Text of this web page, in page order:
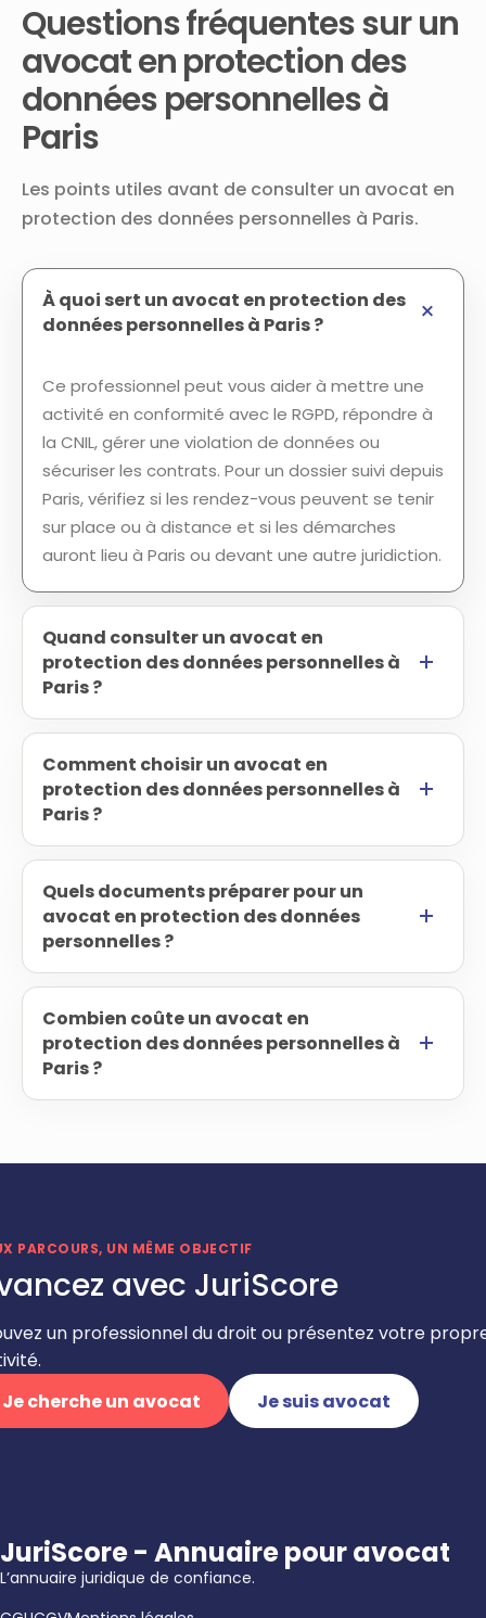
Questions fréquentes sur un
avocat en protection des
données personnelles à
Paris
Les points utiles avant de consulter un avocat en
protection des données personnelles à Paris.
À quoi sert un avocat en protection des
données personnelles à Paris ?
Ce professionnel peut vous aider à mettre une
activité en conformité avec le RGPD, répondre à
la CNIL, gérer une violation de données ou
sécuriser les contrats. Pour un dossier suivi depuis
Paris, vérifiez si les rendez-vous peuvent se tenir
sur place ou à distance et si les démarches
auront lieu à Paris ou devant une autre juridiction.
Quand consulter un avocat en
protection des données personnelles à
Paris ?
Comment choisir un avocat en
protection des données personnelles à
Paris ?
Quels documents préparer pour un
avocat en protection des données
personnelles ?
Combien coûte un avocat en
protection des données personnelles à
Paris ?
PARCOURS, UN MÊME OBJECTIF
avec JuriScore
un professionnel du droit ou présentez votre
Je cherche un avocat
Je suis avocat
JuriScore - Annuaire pour avocat
L’annuaire juridique de confiance.